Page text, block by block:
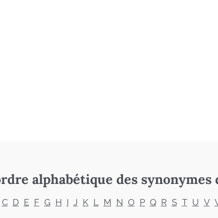
alphabétique des synonymes
C D E F G H I J K L M N O P Q R S T U V